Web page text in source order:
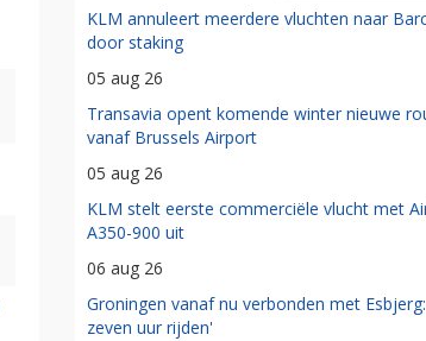
KLM annuleert meerdere vluchten naar
door staking
05 aug 26
Transavia opent komende winter nieuwe
vanaf Brussels Airport
05 aug 26
KLM stelt eerste commerciële vlucht met
A350-900 uit
06 aug 26
Groningen vanaf nu verbonden met
zeven uur rijden'